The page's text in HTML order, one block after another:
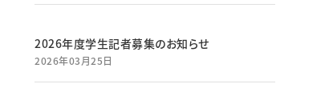
2026年度学生記者募集のお知らせ
2026年03月25日